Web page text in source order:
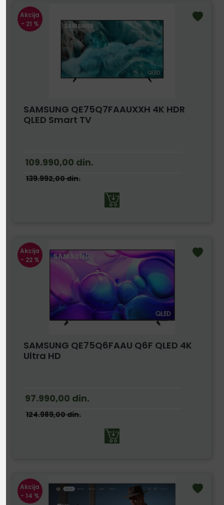
Akcija
- 21 %
SAMSUNG QE75Q7FAAUXXH 4K HDR
QLED Smart TV
109.990,00 din.
139.992,00din.
Akcija
- 22 %
SAMSUNG QE75Q6FAAU Q6F QLED 4K
Ultra HD
97.990,00 din.
124.989,00din.
Akcija
- 14 %